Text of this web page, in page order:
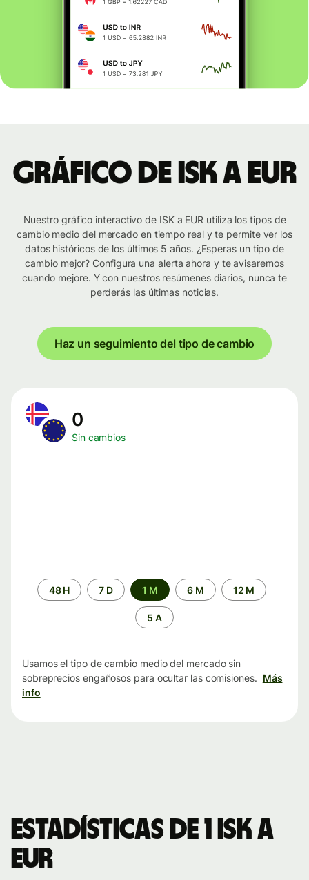
Gráfico de ISK a EUR
Nuestro gráfico interactivo de ISK a EUR utiliza los tipos de
cambio medio del mercado en tiempo real y te permite ver los
datos históricos de los últimos 5 años. ¿Esperas un tipo de
cambio mejor? Configura una alerta ahora y te avisaremos
cuando mejore. Y con nuestros resúmenes diarios, nunca te
perderás las últimas noticias.
Haz un seguimiento del tipo de cambio
0
Sin cambios
Periodo48 H 7 D 1 M 6 M 12 M
5 A
Usamos el tipo de cambio medio del mercado sin
sobreprecios engañosos para ocultar las comisiones. Más
info
Estadísticas de 1 ISK a
EUR